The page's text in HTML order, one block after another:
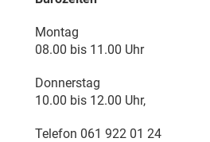
Montag
08.00 bis 11.00 Uhr
Donnerstag
10.00 bis 12.00 Uhr,
Telefon 061 922 01 24